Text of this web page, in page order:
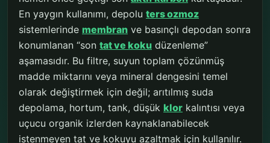
En yaygın kullanımı, depolu ters ozmoz
sistemlerinde membran ve basınçlı depodan sonra
konumlanan “son tat ve koku düzenleme”
aşamasıdır. Bu filtre, suyun toplam çözünmüş
madde miktarını veya mineral dengesini temel
olarak değiştirmek için değil; arıtılmış suda
depolama, hortum, tank, düşük klor kalıntısı veya
uçucu organik izlerden kaynaklanabilecek
istenmeyen tat ve kokuyu azaltmak için kullanılır.